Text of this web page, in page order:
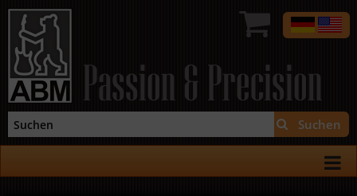
Passion & Precision
Suchen